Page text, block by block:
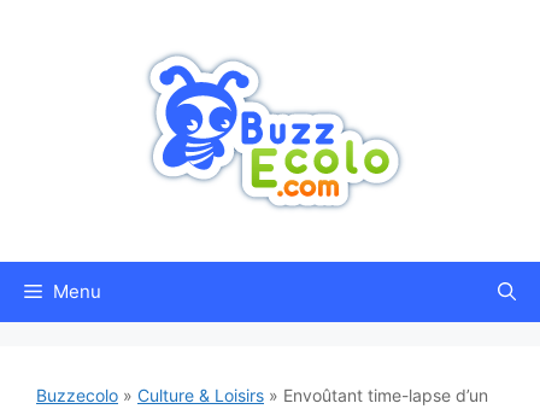
Menu
Buzzecolo » Culture & Loisirs » Envoûtant time-lapse d’un